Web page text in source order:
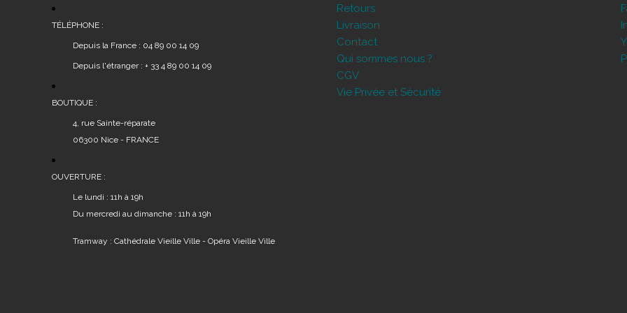
TÉLÉPHONE :
Depuis la France : 04 89 00 14 09
Depuis l'étranger : + 33 4 89 00 14 09
BOUTIQUE :
4, rue Sainte-réparate
06300 Nice - FRANCE
OUVERTURE :
Le lundi : 11h à 19h
Du mercredi au dimanche : 11h à 19h
Tramway : Cathédrale Vieille Ville - Opéra Vieille Ville
Retours
Livraison
Contact
Qui sommes nous ?
CGV
Vie Privée et Sécurité